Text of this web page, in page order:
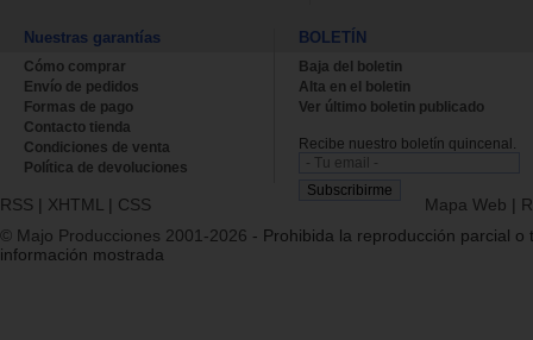
Nuestras garantías
Cómo comprar
Envío de pedidos
Formas de pago
Contacto tienda
Condiciones de venta
Política de devoluciones
BOLETÍN
Baja del boletin
Alta en el boletin
Ver último boletin publicado
Recibe nuestro boletín quincenal.
RSS | XHTML | CSS Mapa Web |
© Majo Producciones 2001-2026 - Prohibida la reproducción parcial o
información mostrada